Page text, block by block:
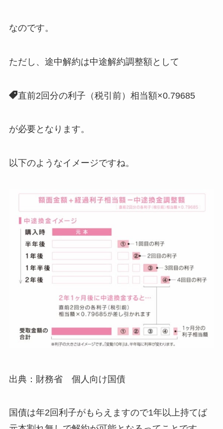
なのです。
ただし、途中解約は中途解約調整額として
直前2回分の利子（税引前）相当額×0.79685
が必要となります。
以下のようなイメージですね。
出典：財務省 個人向け国債
国債は年2回利子がもらえますので1年以上持てば